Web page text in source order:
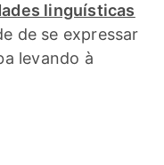
linguísticas
de se expressar
levando à